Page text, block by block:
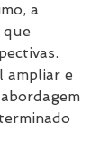
a
que
ampliar e